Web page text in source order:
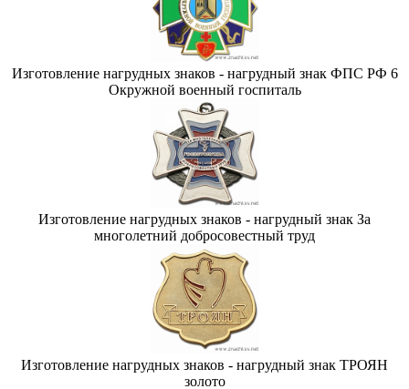
Изготовление нагрудных знаков - нагрудный знак ФПС РФ 6
Окружной военный госпиталь
Изготовление нагрудных знаков - нагрудный знак За
многолетний добросовестный труд
Изготовление нагрудных знаков - нагрудный знак ТРОЯН
золото